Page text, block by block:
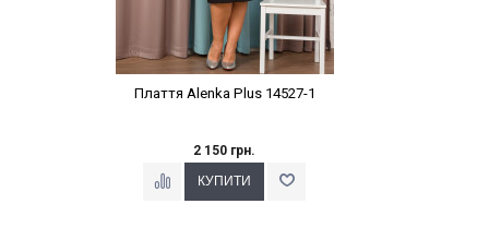
Плаття Alenka Plus 14527-1
2 150 грн.